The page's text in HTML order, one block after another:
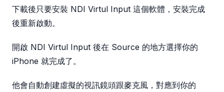
下載後只要安裝 NDI Virtul Input 這個軟體，安裝完成
後重新啟動。
開啟 NDI Virtul Input 後在 Source 的地方選擇你的
iPhone 就完成了。
他會自動創建虛擬的視訊鏡頭跟麥克風，對應到你的